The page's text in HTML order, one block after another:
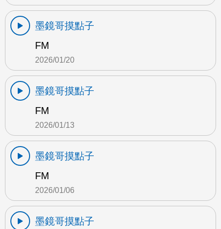
墨鏡哥摸點子
FM
2026/01/20
墨鏡哥摸點子
FM
2026/01/13
墨鏡哥摸點子
FM
2026/01/06
墨鏡哥摸點子